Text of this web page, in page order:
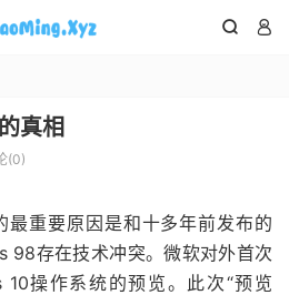
 
真相
(0)
最重要原因是和十多年前发布的
98存在技术冲突。微软对外首次
操作系统的预览。此次“预览